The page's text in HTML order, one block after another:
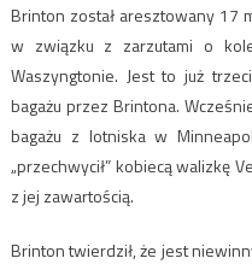
Brinton został aresztowany 17
w związku z zarzutami o
Waszyngtonie. Jest to już
bagażu przez Brintona.
bagażu z lotniska w
„przechwycił” kobiecą walizkę
z jej zawartością.
Brinton twierdził, że jest